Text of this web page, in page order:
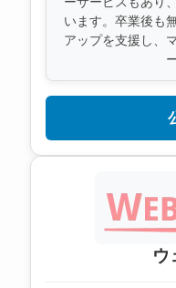
います。卒業後も
アップを支援し、
ウ